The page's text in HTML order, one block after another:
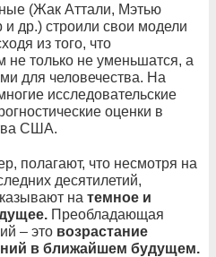
(Жак Аттали, Мэтью
др.) строили свои модели
из того, что
не только не уменьшатся, а
для человечества. На
исследовательские
оценки в
США.
полагают, что несмотря на
десятилетий,
на темное и
Преобладающая
– это возрастание
в ближайшем будущем.